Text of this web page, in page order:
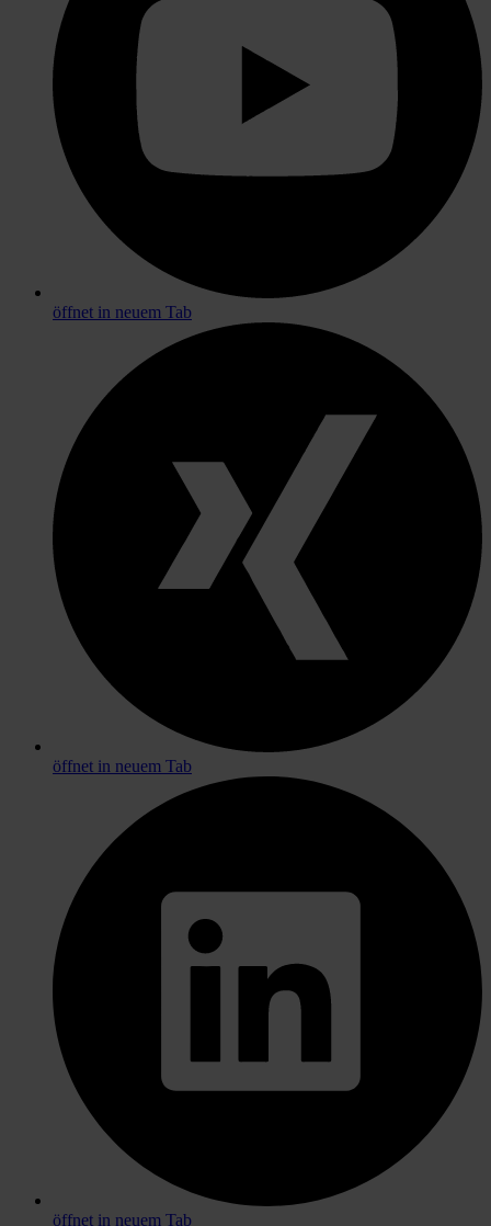
öffnet in neuem Tab
öffnet in neuem Tab
öffnet in neuem Tab